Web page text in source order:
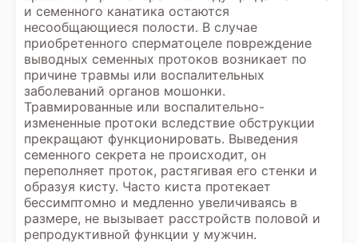
и семенного канатика остаются
несообщающиеся полости. В случае
приобретенного сперматоцеле повреждение
выводных семенных протоков возникает по
причине травмы или воспалительных
заболеваний органов мошонки.
Травмированные или воспалительно-
измененные протоки вследствие обструкции
прекращают функционировать. Выведения
семенного секрета не происходит, он
переполняет проток, растягивая его стенки и
образуя кисту. Часто киста протекает
бессимптомно и медленно увеличиваясь в
размере, не вызывает расстройств половой и
репродуктивной функции у мужчин.